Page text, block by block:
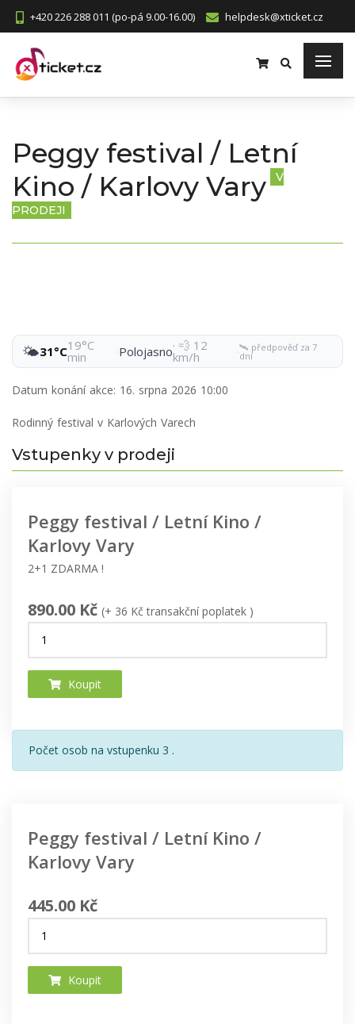
+420 226 288 011 (po-pá 9.00-16.00) helpdesk@xticket.cz
Peggy festival / Letní
Kino / Karlovy Vary
V
PRODEJI
🌤️31°C19°C
min ·Polojasno· 💨 12
km/h ·🛰️ předpověď za 7
dní
Datum konání akce: 16. srpna 2026 10:00
Rodinný festival v Karlových Varech
Vstupenky v prodeji
Peggy festival / Letní Kino /
Karlovy Vary
2+1 ZDARMA !
890.00 Kč (+ 36 Kč transakční poplatek )
Koupit
Počet osob na vstupenku 3 .
Peggy festival / Letní Kino /
Karlovy Vary
445.00 Kč
Koupit